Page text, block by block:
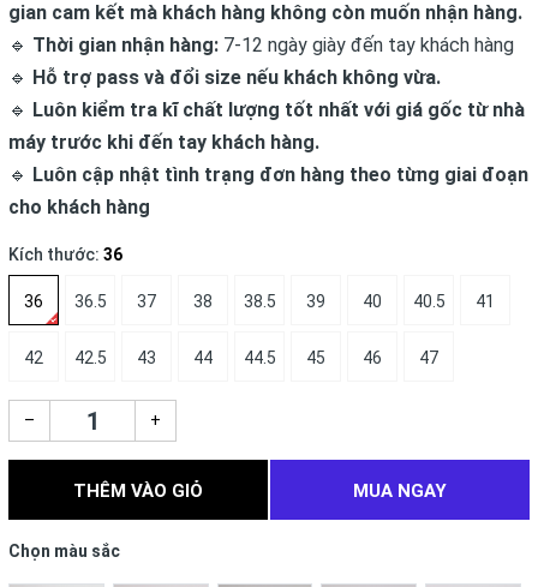
gian cam kết mà khách hàng không còn muốn nhận hàng.
🔹 Thời gian nhận hàng: 7-12 ngày giày đến tay khách hàng
🔹 Hỗ trợ pass và đổi size nếu khách không vừa.
🔹 Luôn kiểm tra kĩ chất lượng tốt nhất với giá gốc từ nhà
máy trước khi đến tay khách hàng.
🔹 Luôn cập nhật tình trạng đơn hàng theo từng giai đoạn
cho khách hàng
Kích thước: 36
36 36.5 37 38 38.5 39 40 40.5 41
42 42.5 43 44 44.5 45 46 47
– +
THÊM VÀO GIỎ MUA NGAY
Chọn màu sắc